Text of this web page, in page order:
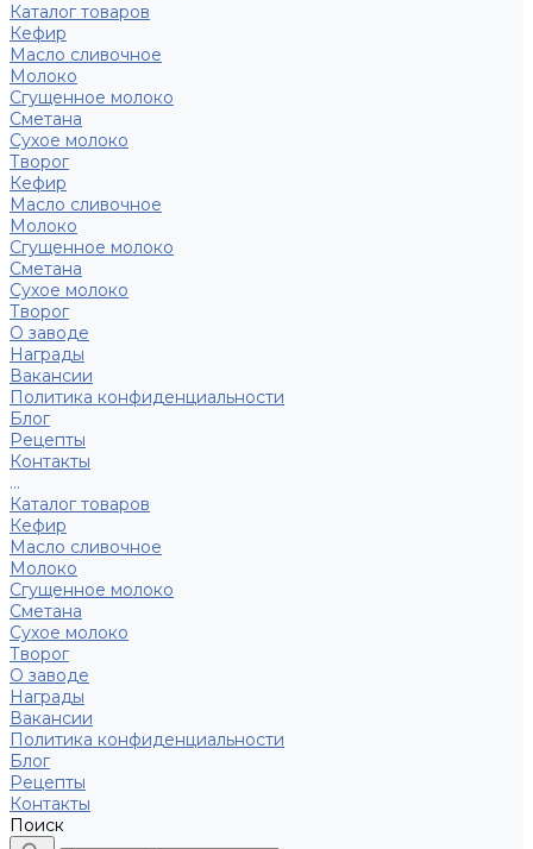
Каталог товаров
Кефир
Масло сливочное
Молоко
Сгущенное молоко
Сметана
Сухое молоко
Творог
Кефир
Масло сливочное
Молоко
Сгущенное молоко
Сметана
Сухое молоко
Творог
О заводе
Награды
Вакансии
Политика конфиденциальности
Блог
Рецепты
Контакты
...
Каталог товаров
Кефир
Масло сливочное
Молоко
Сгущенное молоко
Сметана
Сухое молоко
Творог
О заводе
Награды
Вакансии
Политика конфиденциальности
Блог
Рецепты
Контакты
Поиск